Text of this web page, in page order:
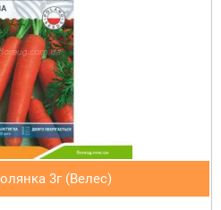
3г (Велес)